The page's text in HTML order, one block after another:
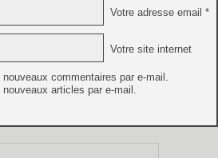
Votre adresse email *
Votre site internet
commentaires par e-mail.
articles par e-mail.